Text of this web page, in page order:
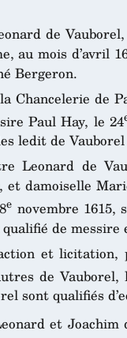
de
au mois d’avril
Bergeron.
Chancelerie de
Paul Hay, le 24
ledit de
Leonard de
damoiselle
e novembre 1615,
de messire
et licitation,
de Vauborel,
sont qualifiés
et Joachim